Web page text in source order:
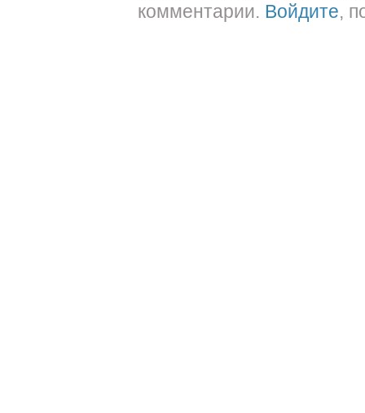
комментарии. Войдите,